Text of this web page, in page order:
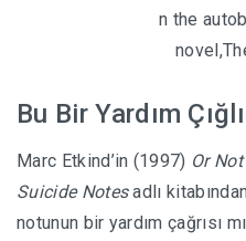
n the
Bu Bir Yardım
Marc Etkind’in (1997) Or
Suicide Notesadlı
notunun bir yardım çağrısı